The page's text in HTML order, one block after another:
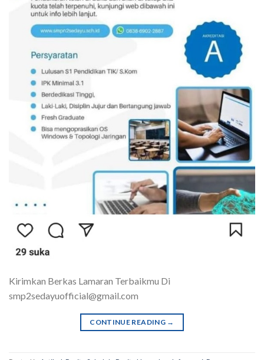
Kirimkan Berkas Lamaran Terbaikmu Di
smp2sedayuofficial@gmail.com
CONTINUE READING →